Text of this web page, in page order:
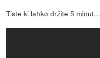
Tiste ki lahko držite 5 minut...